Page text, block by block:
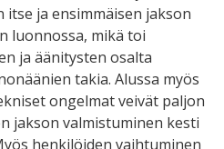
ja ensimmäisen jakson
luonnossa, mikä toi
ja äänitysten osalta
takia. Alussa myös
ongelmat veivät paljon
jakson valmistuminen kesti
henkilöiden vaihtuminen